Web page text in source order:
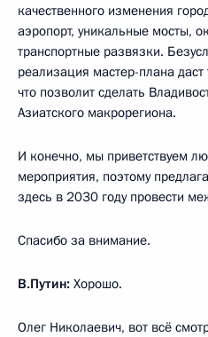
качественного изменения
аэропорт, уникальные мосты,
транспортные развязки.
реализация мастер-плана
что позволит сделать
Азиатского макрорегиона.
И конечно, мы приветствуем
мероприятия, поэтому
здесь в 2030 году провести
Спасибо за внимание.
В.Путин: Хорошо.
Олег Николаевич, вот всё